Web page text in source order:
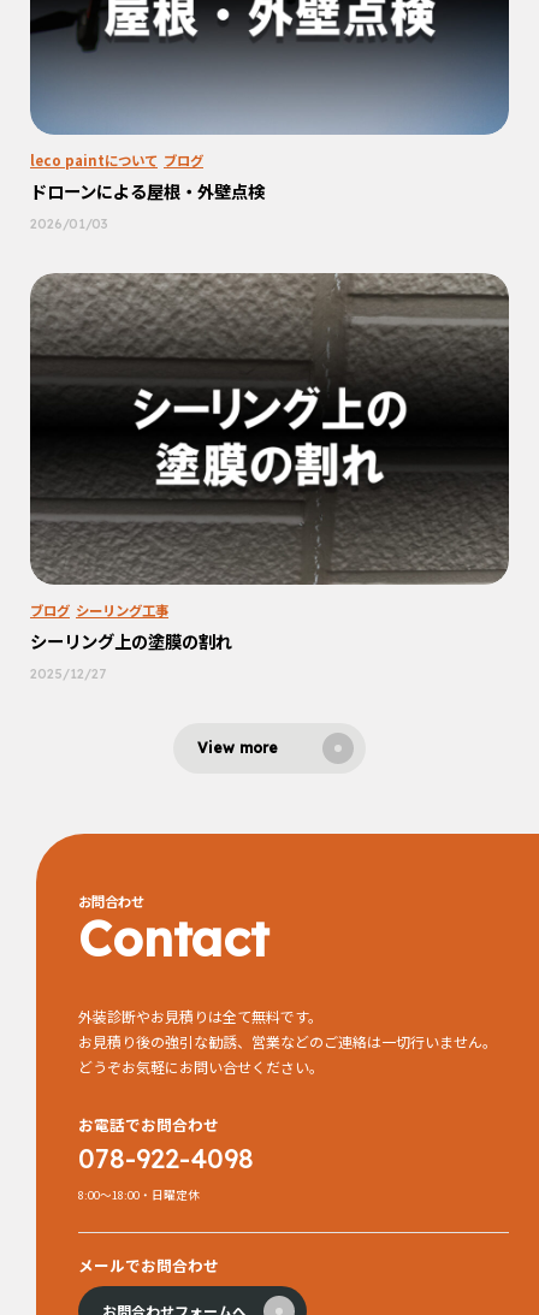
leco paintについて ブログ
ドローンによる屋根・外壁点検
2026/01/03
ブログ シーリング工事
シーリング上の塗膜の割れ
2025/12/27
View more
お問合わせ
Contact
外装診断やお見積りは全て無料です。
お見積り後の強引な勧誘、営業などのご連絡は一切行いません。
どうぞお気軽にお問い合せください。
お電話でお問合わせ
078-922-4098
8:00～18:00・日曜定休
メールでお問合わせ
お問合わせフォームへ